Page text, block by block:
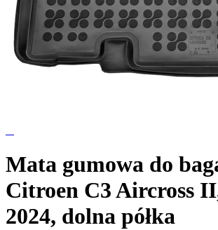
Mata gumowa do
Citroen C3 Aircross
2024, dolna półka